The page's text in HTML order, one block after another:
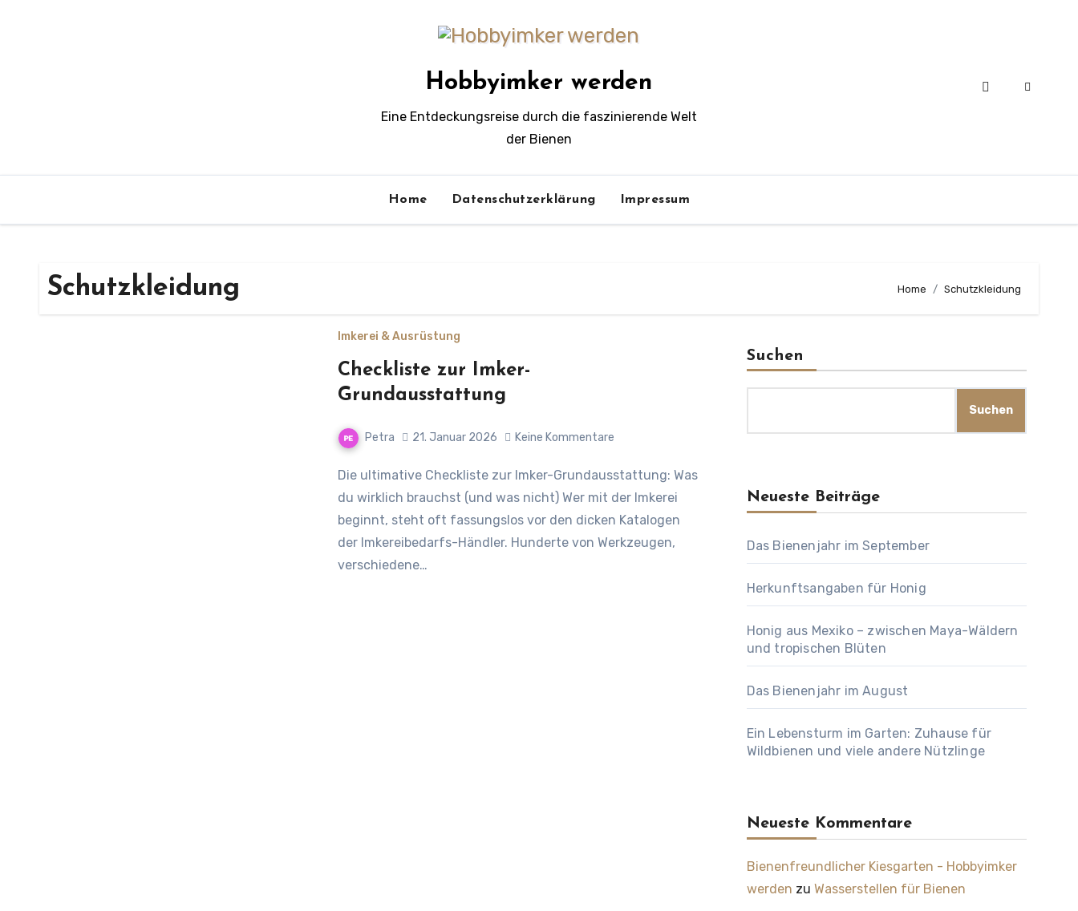
Hobbyimker werden
Eine Entdeckungsreise durch die faszinierende Welt
der Bienen
Home Datenschutzerklärung Impressum
Schutzkleidung Home Schutzkleidung
Imkerei & Ausrüstung
Checkliste zur Imker-
Grundausstattung
Petra 21. Januar 2026 Keine Kommentare
Die ultimative Checkliste zur Imker-Grundausstattung: Was
du wirklich brauchst (und was nicht) Wer mit der Imkerei
beginnt, steht oft fassungslos vor den dicken Katalogen
der Imkereibedarfs-Händler. Hunderte von Werkzeugen,
verschiedene…
Suchen
Suchen
Neueste Beiträge
Das Bienenjahr im September
Herkunftsangaben für Honig
Honig aus Mexiko – zwischen Maya-Wäldern
und tropischen Blüten
Das Bienenjahr im August
Ein Lebensturm im Garten: Zuhause für
Wildbienen und viele andere Nützlinge
Neueste Kommentare
Bienenfreundlicher Kiesgarten - Hobbyimker
werden zu Wasserstellen für Bienen